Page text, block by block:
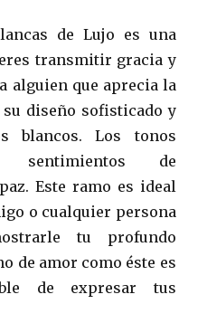
de Lujo es una
transmitir gracia y
alguien que aprecia la
diseño sofisticado y
blancos. Los tonos
sentimientos de
Este ramo es ideal
o cualquier persona
tu profundo
de amor como éste es
de expresar tus